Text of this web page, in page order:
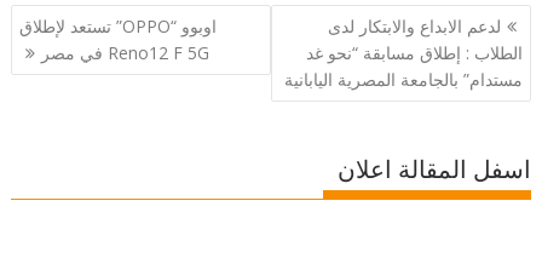
تصفّح
المقالات
لدعم الابداع والابتكار لدى
الطلاب : إطلاق مسابقة “نحو غد
مستدام” بالجامعة المصرية اليابانية
اوبوو “OPPO” تستعد لإطلاق
Reno12 F 5G في مصر
اسفل المقالة اعلان